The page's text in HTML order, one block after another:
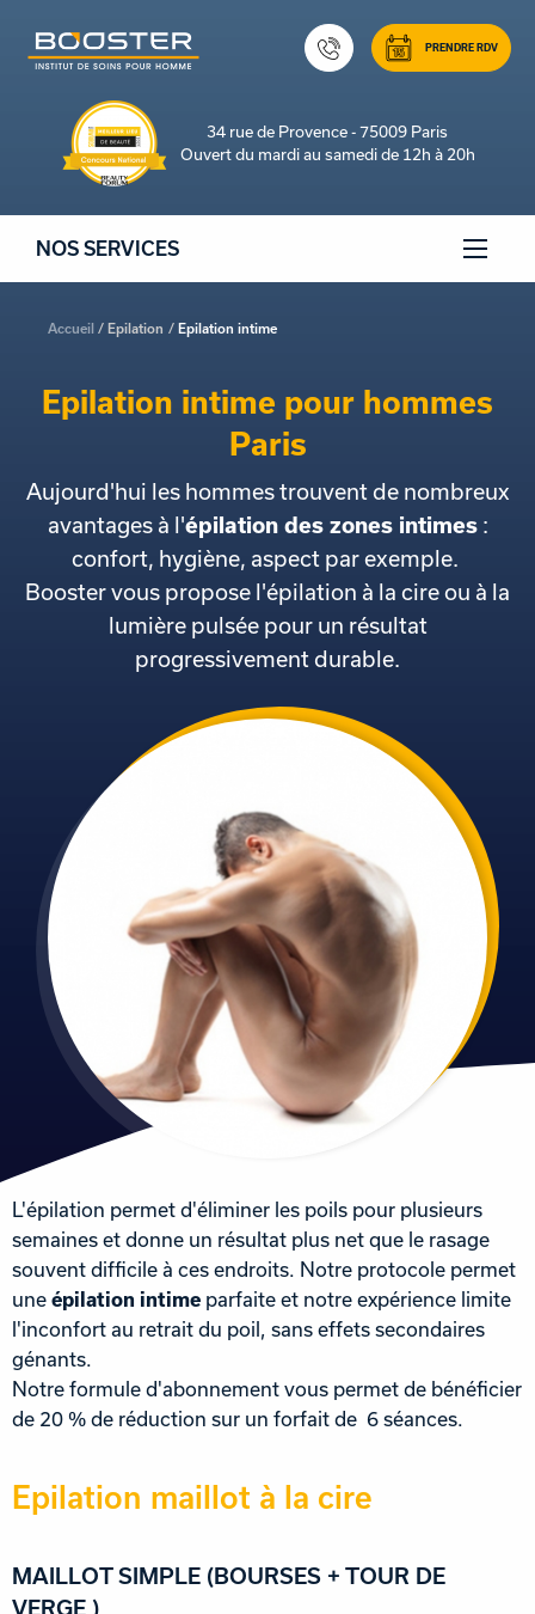
PRENDRE RDV
34 rue de Provence - 75009 Paris
Ouvert du mardi au samedi de 12h à 20h
NOS SERVICES
Accueil Epilation Epilation intime
Epilation intime pour hommes
Paris
Aujourd'hui les hommes trouvent de nombreux
avantages à l'épilation des zones intimes:
confort, hygiène, aspect par exemple.
Booster vous propose l'épilation à la cire ou à la
lumière pulsée pour un résultat
progressivement durable.
L'épilation permet d'éliminer les poils pour plusieurs
semaines et donne un résultat plus net que le rasage
souvent difficile à ces endroits. Notre protocole permet
une épilation intime parfaite et notre expérience limite
l'inconfort au retrait du poil, sans effets secondaires
génants.
Notre formule d'abonnement vous permet de bénéficier
de 20 % de réduction sur un forfait de 6 séances.
Epilation maillot à la cire
MAILLOT SIMPLE (BOURSES + TOUR DE
VERGE )